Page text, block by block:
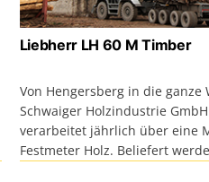
Liebherr LH 60 M Timber
Von Hengersberg in die ganze
Schwaiger Holzindustrie GmbH
verarbeitet jährlich über eine
Festmeter Holz. Beliefert